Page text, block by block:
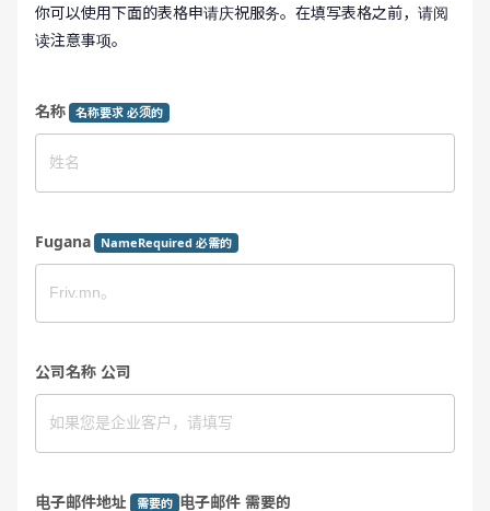
你可以使用下面的表格申请庆祝服务。在填写表格之前，请阅
读注意事项。
名称 名称要求 必须的
Fugana NameRequired 必需的
公司名称 公司
电子邮件地址 需要的 电子邮件 需要的